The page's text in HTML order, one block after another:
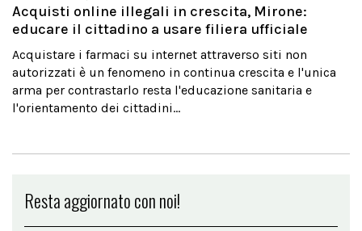
Acquisti online illegali in crescita, Mirone:
educare il cittadino a usare filiera ufficiale
Acquistare i farmaci su internet attraverso siti non
autorizzati è un fenomeno in continua crescita e l'unica
arma per contrastarlo resta l'educazione sanitaria e
l'orientamento dei cittadini...
Resta aggiornato con noi!